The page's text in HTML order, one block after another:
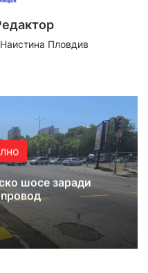
Пловдив
шосе заради